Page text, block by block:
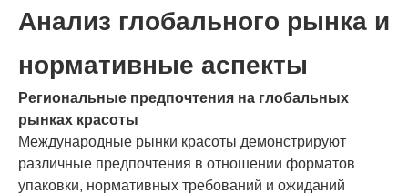
Анализ глобального рынка и
нормативные аспекты
Региональные предпочтения на глобальных
рынках красоты
Международные рынки красоты демонстрируют
различные предпочтения в отношении форматов
упаковки, нормативных требований и ожиданий